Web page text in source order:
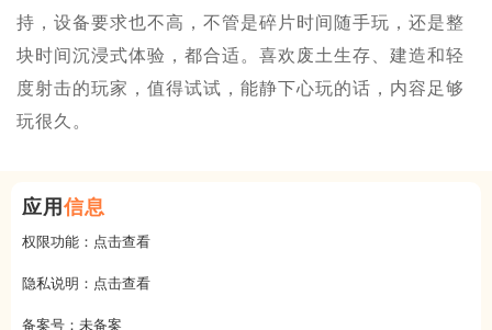
持，设备要求也不高，不管是碎片时间随手玩，还是整
块时间沉浸式体验，都合适。喜欢废土生存、建造和轻
度射击的玩家，值得试试，能静下心玩的话，内容足够
玩很久。
应用 信息
权限功能： 点击查看
隐私说明： 点击查看
备案号： 未备案